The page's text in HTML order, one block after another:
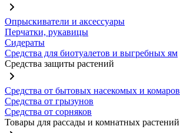
Опрыскиватели и аксессуары
Перчатки, рукавицы
Сидераты
Средства для биотуалетов и выгребных ям
Средства защиты растений
Средства от бытовых насекомых и комаров
Средства от грызунов
Средства от сорняков
Товары для рассады и комнатных растений